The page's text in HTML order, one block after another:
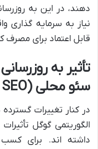
دهند، در این به
نیاز به سرمایه گذاری
قابل اعتماد برای مصرف
تأثیر به
سئو محلی (Local SEO)
در کنار تغییرات
الگوریتمی گوگل
داشته اند. برای